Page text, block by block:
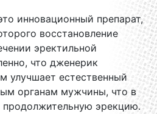
инновационный препарат,
восстановление
эректильной
что дженерик
улучшает естественный
органам мужчины, что в
продолжительную эрекцию.